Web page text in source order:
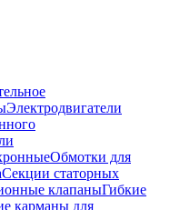
Электродвигатели
Обмотки для
Секции статорных
клапаныГибкие
карманы для